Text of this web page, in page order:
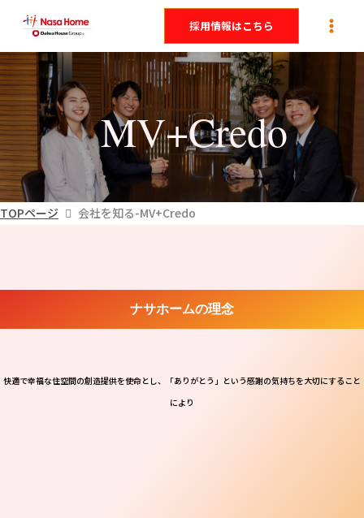
を
ス
キ
ッ
プ
採用情報はこちら
MV+Credo
TOPページ 会社を知る-MV+Credo
ナサホームの理念
快適で幸福な住空間の創造提供を使命とし、「ありがとう」という感謝の気持ちを大切にすること
により